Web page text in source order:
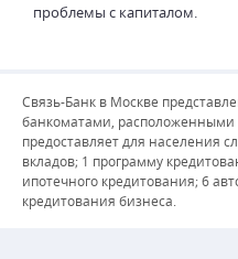
проблемы с капиталом.
Связь-Банк в Москве
банкоматами, расположенными
предоставляет для населения
вкладов; 1 программу
ипотечного кредитования; 6
кредитования бизнеса.